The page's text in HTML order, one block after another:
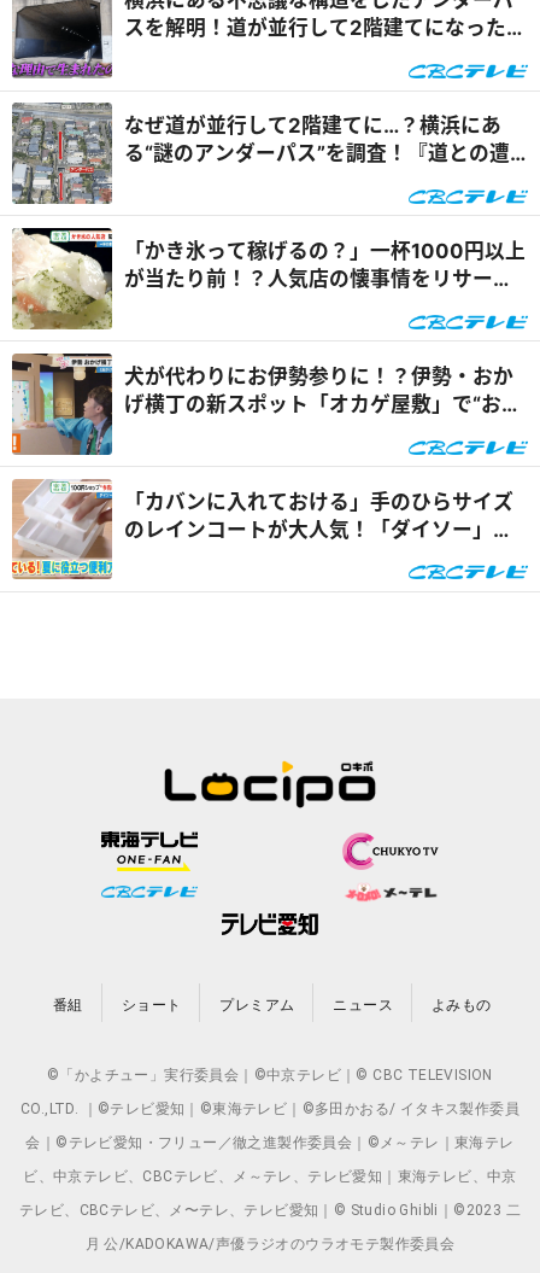
スを解明！道が並行して2階建てになったワ
なぜ道が並行して2階建てに…？横浜にあ
る“謎のアンダーパス”を調査！『道との遭
「かき氷って稼げるの？」一杯1000円以上
が当たり前！？人気店の懐事情をリサーチ
犬が代わりにお伊勢参りに！？伊勢・おか
げ横丁の新スポット「オカゲ屋敷」で“おか
「カバンに入れておける」手のひらサイズ
のレインコートが大人気！「ダイソー」で
番組 ショート プレミアム ニュース よみもの
©「かよチュー」実行委員会｜©中京テレビ｜© CBC TELEVISION
CO.,LTD. ｜©テレビ愛知｜©東海テレビ｜©多田かおる/ イタキス製作委員
会｜©テレビ愛知・フリュー／徹之進製作委員会｜©メ～テレ｜東海テレ
ビ、中京テレビ、CBCテレビ、メ～テレ、テレビ愛知｜東海テレビ、中京
テレビ、CBCテレビ、メ〜テレ、テレビ愛知｜© Studio Ghibli｜©2023 二
月 公/KADOKAWA/声優ラジオのウラオモテ製作委員会